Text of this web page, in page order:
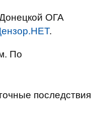
ОГА
.
По
последствия